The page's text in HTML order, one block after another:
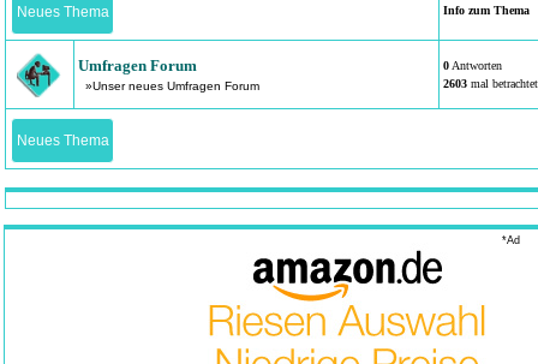
Neues Thema Info zum Thema
Umfragen Forum
»Unser neues Umfragen Forum
0 Antworten
2603 mal betrachtet
Neues Thema
*Ad